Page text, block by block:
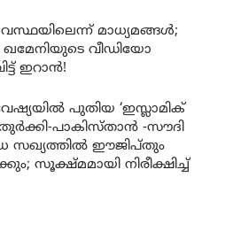
മാധ്യമങ്ങൾ;
വീഡിയോ
ഇറാൻ!
പുതിയ ‘ഇസ്ലാമിക്
തുർക്കി-പാകിസ്താൻ -സൗദി
സഖ്യത്തിൽ ഈജിപ്തും
സൂക്ഷ്മമായി നിരീക്ഷിച്ച്